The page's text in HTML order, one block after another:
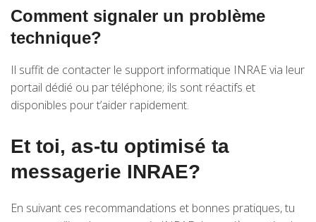
Comment signaler un problème
technique?
Il suffit de contacter le support informatique INRAE via leur
portail dédié ou par téléphone; ils sont réactifs et
disponibles pour t’aider rapidement.
Et toi, as-tu optimisé ta
messagerie INRAE?
En suivant ces recommandations et bonnes pratiques, tu